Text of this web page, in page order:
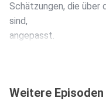
Schätzungen, die über
sind,
angepasst.
Weitere Episoden